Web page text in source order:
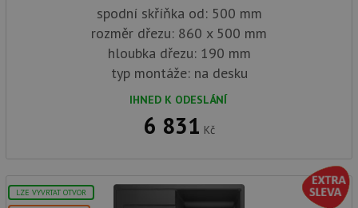
spodní skříňka od: 500 mm
rozměr dřezu: 860 x 500 mm
hloubka dřezu: 190 mm
typ montáže: na desku
IHNED K ODESLÁNÍ
6 831 Kč
LZE VYVRTAT OTVOR